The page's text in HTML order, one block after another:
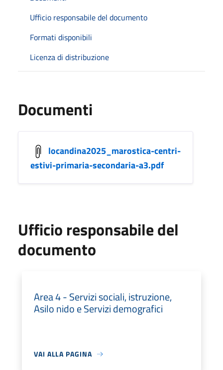
Ufficio responsabile del documento
Formati disponibili
Licenza di distribuzione
Documenti
locandina2025_marostica-centri-
estivi-primaria-secondaria-a3.pdf
Ufficio responsabile del
documento
Area 4 - Servizi sociali, istruzione,
Asilo nido e Servizi demografici
VAI ALLA PAGINA